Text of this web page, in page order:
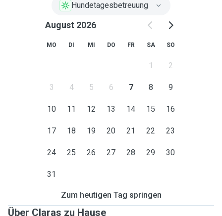
Hundetagesbetreuung
August 2026
MO DI MI DO FR SA SO
1 2
3 4 5 6 7 8 9
10 11 12 13 14 15 16
17 18 19 20 21 22 23
24 25 26 27 28 29 30
31
Zum heutigen Tag springen
Über Claras zu Hause